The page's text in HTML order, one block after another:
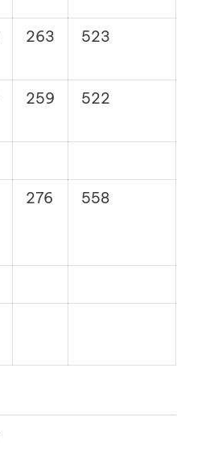
263 523
259 522
276 558